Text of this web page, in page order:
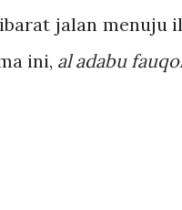
jalan menuju
ini, al adabu